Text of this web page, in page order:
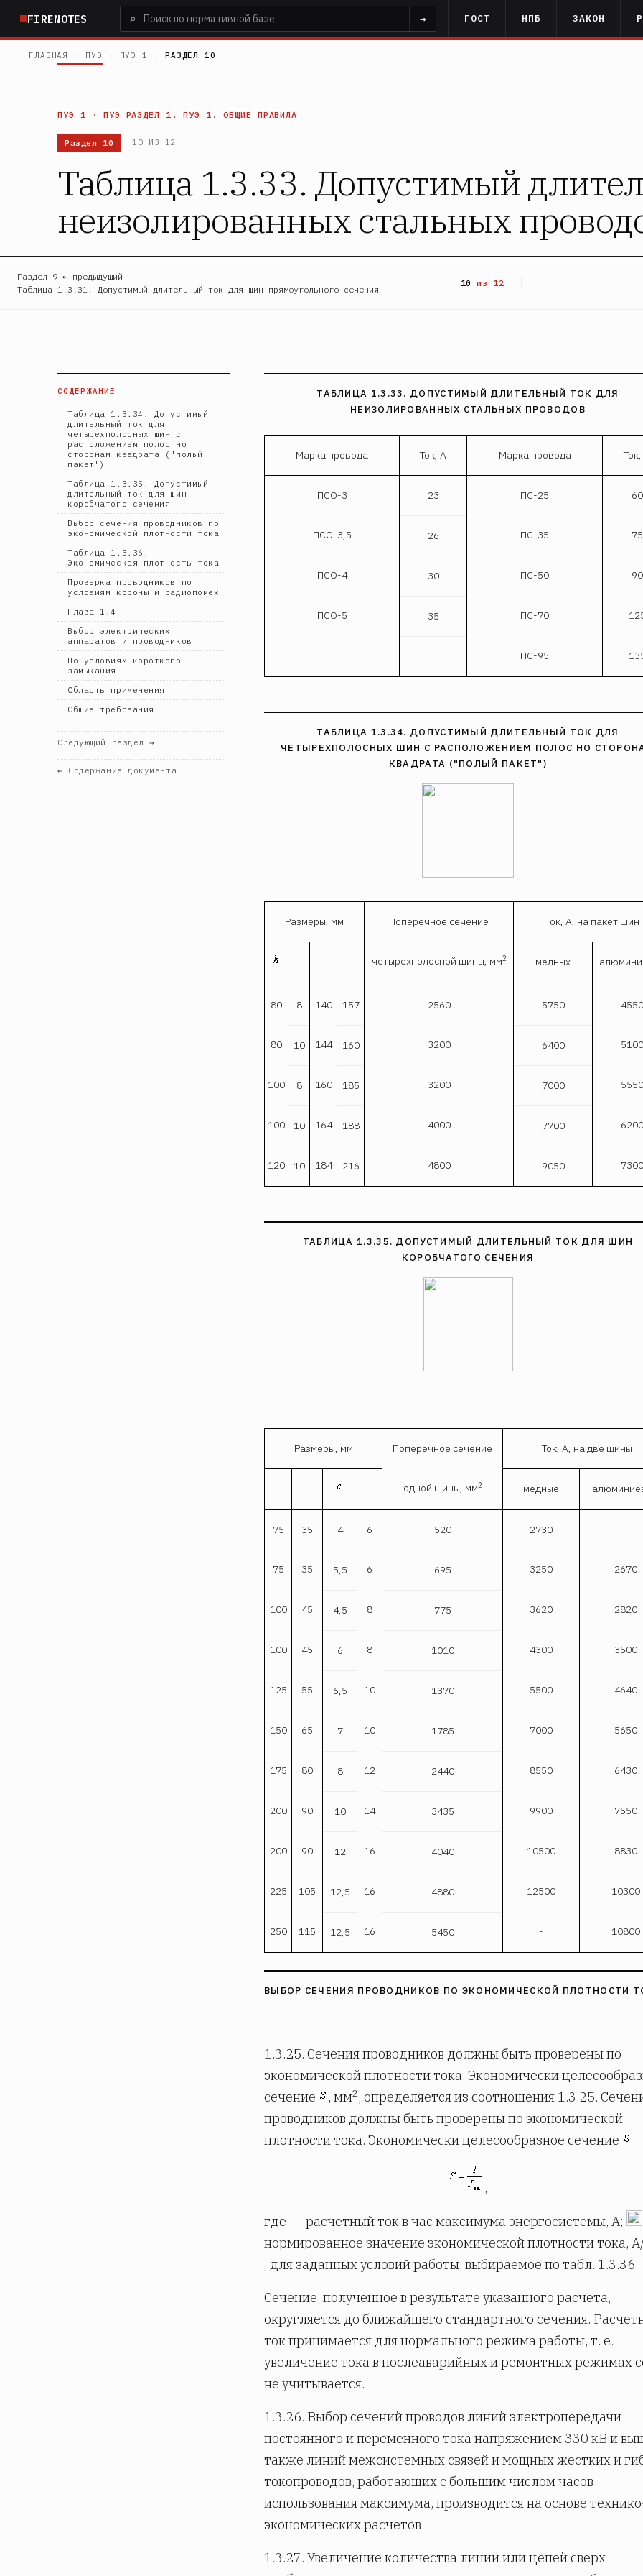
основному
содержанию
FIRENOTES ⌕ → ГОСТ НПБ ЗАКОН
ГЛАВНАЯ ПУЭ ПУЭ 1 РАЗДЕЛ 10
ПУЭ 1 · ПУЭ РАЗДЕЛ 1. ПУЭ 1. ОБЩИЕ ПРАВИЛА
Раздел 10 10 ИЗ 12
Таблица 1.3.33. Допустимый
неизолированных стальных
Раздел 9 ← предыдущий
Таблица 1.3.31. Допустимый длительный ток для шин прямоугольного сечения
10 из 12
СОДЕРЖАНИЕ
Таблица 1.3.34. Допустимый
длительный ток для
четырехполосных шин с
расположением полос но
сторонам квадрата ("полый
пакет")
Таблица 1.3.35. Допустимый
длительный ток для шин
коробчатого сечения
Выбор сечения проводников по
экономической плотности тока
Таблица 1.3.36.
Экономическая плотность тока
Проверка проводников по
условиям короны и радиопомех
Глава 1.4
Выбор электрических
аппаратов и проводников
По условиям короткого
замыкания
Область применения
Общие требования
Следующий раздел →
← Содержание документа
ТАБЛИЦА 1.3.33. ДОПУСТИМЫЙ ДЛИТЕЛЬНЫЙ ТОК ДЛЯ
НЕИЗОЛИРОВАННЫХ СТАЛЬНЫХ ПРОВОДОВ
Марка провода Ток, А Марка провода
ПСО-3 23 ПС-25 60
ПСО-3,5 26 ПС-35 75
ПСО-4 30 ПС-50 90
ПСО-5 35 ПС-70
ПС-95
ТАБЛИЦА 1.3.34. ДОПУСТИМЫЙ ДЛИТЕЛЬНЫЙ ТОК ДЛЯ
ЧЕТЫРЕХПОЛОСНЫХ ШИН С РАСПОЛОЖЕНИЕМ ПОЛОС НО
КВАДРАТА ("ПОЛЫЙ ПАКЕТ")
Размеры, мм Поперечное сечение Ток, А, на пакет шин
четырехполосной шины, мм2 медных
80 8 140 157 2560 5750 4550
80 10 144 160 3200 6400 5100
100 8 160 185 3200 7000 5550
100 10 164 188 4000 7700 6200
120 10 184 216 4800 9050 7300
ТАБЛИЦА 1.3.35. ДОПУСТИМЫЙ ДЛИТЕЛЬНЫЙ ТОК ДЛЯ ШИН
КОРОБЧАТОГО СЕЧЕНИЯ
Размеры, мм Поперечное сечение Ток, А, на две шины
одной шины, мм2 медные
75 35 4 6 520 2730 -
75 35 5,5 6 695 3250 2670
100 45 4,5 8 775 3620 2820
100 45 6 8 1010 4300 3500
125 55 6,5 10 1370 5500 4640
150 65 7 10 1785 7000 5650
175 80 8 12 2440 8550 6430
200 90 10 14 3435 9900 7550
200 90 12 16 4040 10500 8830
225 105 12,5 16 4880 12500 10300
250 115 12,5 16 5450 - 10800
ВЫБОР СЕЧЕНИЯ ПРОВОДНИКОВ ПО ЭКОНОМИЧЕСКОЙ ПЛОТНОСТИ
1.3.25. Сечения проводников должны быть проверены по
экономической плотности тока. Экономически
сечение
, мм2, определяется из соотношения 1.3.25.
проводников должны быть проверены по экономической
плотности тока. Экономически целесообразное сечение
,
где - расчетный ток в час максимума энергосистемы, А;
нормированное значение экономической плотности тока,
, для заданных условий работы, выбираемое по табл. 1.3.36.
Сечение, полученное в результате указанного расчета,
округляется до ближайшего стандартного сечения.
ток принимается для нормального режима работы, т. е.
увеличение тока в послеаварийных и ремонтных режимах
не учитывается.
1.3.26. Выбор сечений проводов линий электропередачи
постоянного и переменного тока напряжением 330 кВ и
также линий межсистемных связей и мощных жестких и
токопроводов, работающих с большим числом часов
использования максимума, производится на основе
экономических расчетов.
1.3.27. Увеличение количества линий или цепей сверх